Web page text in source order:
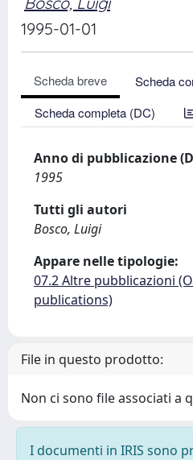
1995-01-01
Scheda breve
Scheda
Scheda completa (DC)
Anno di pubblicazione
1995
Tutti gli autori
Bosco, Luigi
Appare nelle tipologie:
07.2 Altre pubblicazioni
publications)
File in questo prodotto:
Non ci sono file associati a
I documenti in IRIS sono